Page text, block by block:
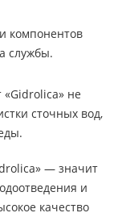
компонентов
службы.
«Gidrolica» не
сточных вод,
— значит
и
качество